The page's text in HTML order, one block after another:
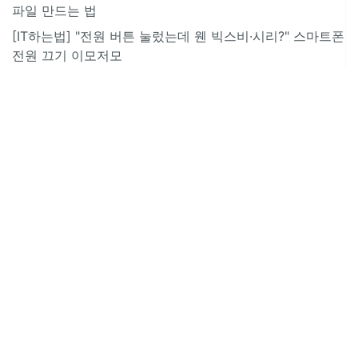
파일 만드는 법
[IT하는법] "전원 버튼 눌렀는데 웬 빅스비·시리?" 스마트폰
전원 끄기 이모저모